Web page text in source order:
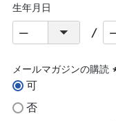
生年月日
メールマガジンの購読
可
否